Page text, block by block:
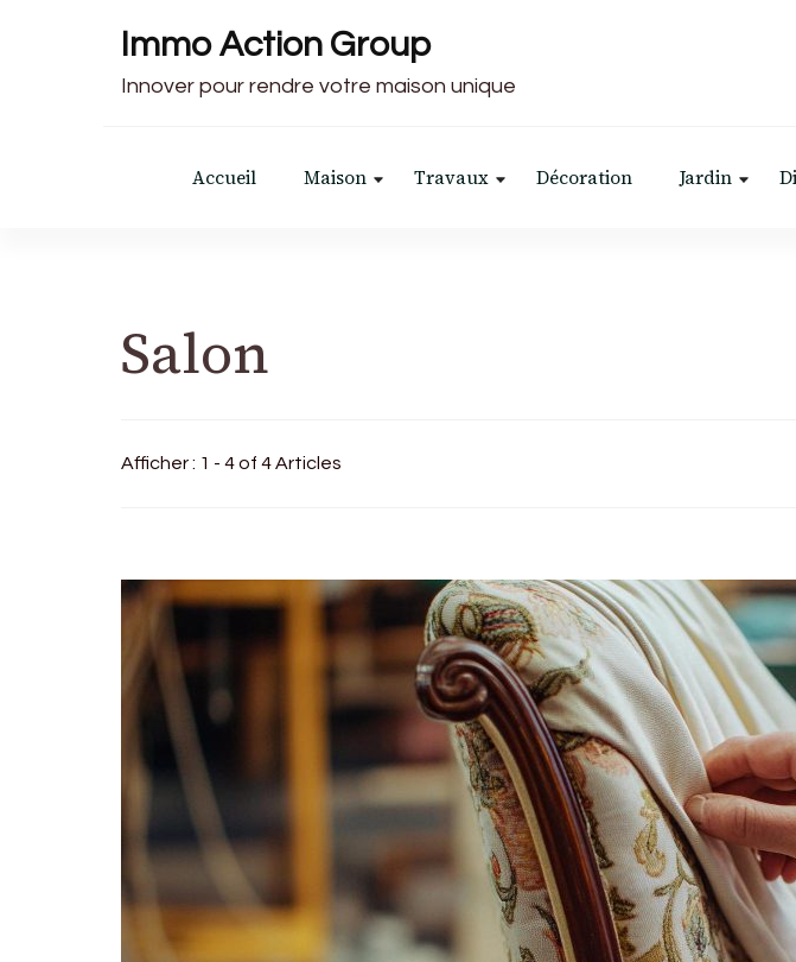
Immo Action Group
Innover pour rendre votre maison unique
Accueil Maison Travaux Décoration Jardin
Salon
Afficher : 1 - 4 of 4 Articles